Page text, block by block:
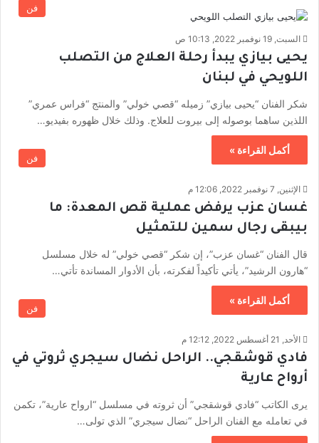
فن
السبت, 19 نوفمبر 2022, 10:13 ص
يحيى بيازي يبدأ رحلة العلاج من التصلب
اللويحي في لبنان
شكر الفنان “يحيى بيازي” زميله “قصي خولي” والمنتج “فراس عمري”
اللذين ساهما بوصوله إلى بيروت للعلاج. وذلك خلال ظهوره بفيديو…
أكمل القراءة »
فن
الإثنين, 7 نوفمبر 2022, 12:06 م
غسان عزب يرفض عملية قص المعدة: ما
بيبقى رجال سمين للتمثيل
قال الفنان “غسان عزب”، إن شكر “قصي خولي” له خلال مسلسل
“هارون الرشيد”، يأتي تأكيداً لفكرته، بأن الأدوار المساندة تأتي…
أكمل القراءة »
فن
الأحد, 21 أغسطس 2022, 12:12 م
فادي قوشقجي.. الراحل نضال سيجري ثروتي في
أرواح عارية
يرى الكاتب “فادي قوشقجي” أن ثروته في مسلسل “ارواح عارية”، تكمن
في تعامله مع الفنان الراحل “نضال سيجري” الذي تولى…